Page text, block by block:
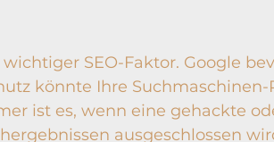
SEO-Faktor. Google
könnte Ihre Suchmaschinen-
ist es, wenn eine gehackte
ausgeschlossen